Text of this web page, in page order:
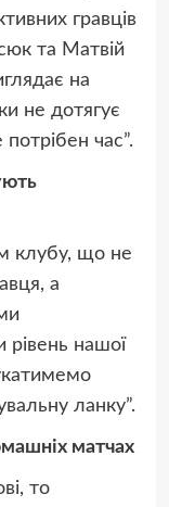
гравців
та Матвій
на
не дотягує
час”.
клубу, що не
а
нашої
ланку”.
матчах
то